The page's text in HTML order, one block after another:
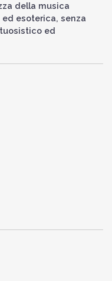
della musica
esoterica, senza
ed